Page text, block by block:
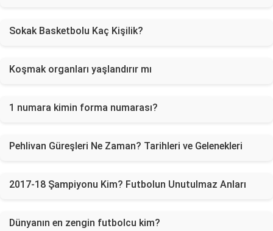
Sokak Basketbolu Kaç Kişilik?
Koşmak organları yaşlandırır mı
1 numara kimin forma numarası?
Pehlivan Güreşleri Ne Zaman? Tarihleri ve Gelenekleri
2017-18 Şampiyonu Kim? Futbolun Unutulmaz Anları
Dünyanın en zengin futbolcu kim?